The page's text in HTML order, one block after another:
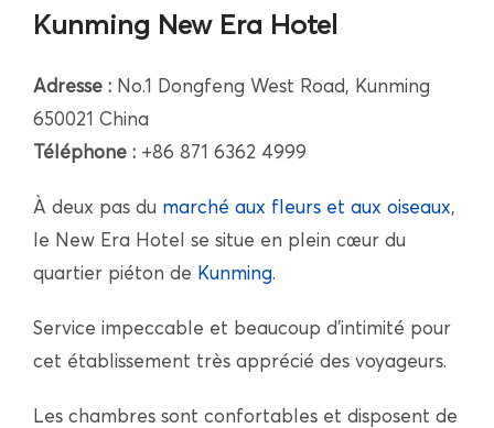
Kunming New Era Hotel
Adresse : No.1 Dongfeng West Road, Kunming
650021 China
Téléphone : +86 871 6362 4999
À deux pas du marché aux fleurs et aux oiseaux,
le New Era Hotel se situe en plein cœur du
quartier piéton de Kunming.
Service impeccable et beaucoup d’intimité pour
cet établissement très apprécié des voyageurs.
Les chambres sont confortables et disposent de